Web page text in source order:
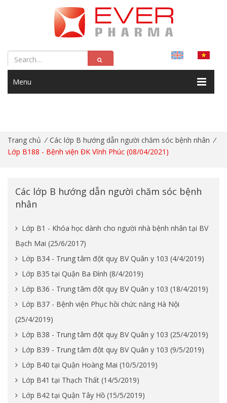
Menu
Trang chủ / Các lớp B hướng dẫn người chăm sóc bệnh nhân /
Lớp B188 - Bệnh viện ĐK Vĩnh Phúc (08/04/2021)
Các lớp B hướng dẫn người chăm sóc bệnh
nhân
Lớp B1 - Khóa học dành cho người nhà bệnh nhân tại BV
Bạch Mai (25/6/2017)
Lớp B34 - Trung tâm đột quỵ BV Quân y 103 (4/4/2019)
Lớp B35 tại Quận Ba Đình (8/4/2019)
Lớp B36 - Trung tâm đột quỵ BV Quân y 103 (18/4/2019)
Lớp B37 - Bệnh viện Phục hồi chức năng Hà Nội
(25/4/2019)
Lớp B38 - Trung tâm đột quỵ BV Quân y 103 (25/4/2019)
Lớp B39 - Trung tâm đột quỵ BV Quân y 103 (9/5/2019)
Lớp B40 tại Quận Hoàng Mai (10/5/2019)
Lớp B41 tại Thạch Thất (14/5/2019)
Lớp B42 tại Quận Tây Hồ (15/5/2019)